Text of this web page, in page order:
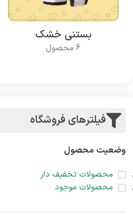
بستنی خشک
6 محصول
فیلترهای فروشگاه
وضعیت محصول
محصولات تخفیف دار
محصولات موجود